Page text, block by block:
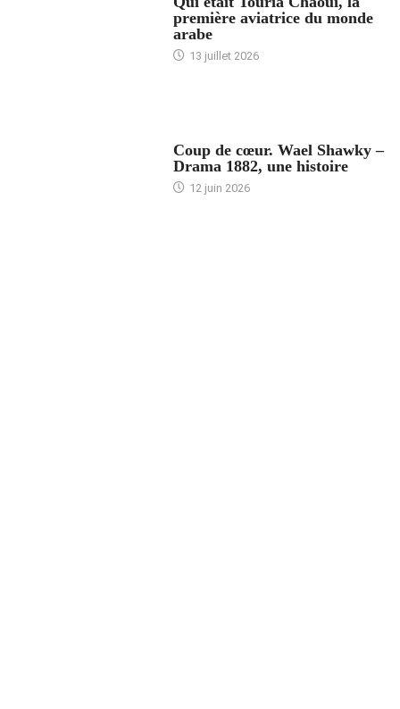
première aviatrice du monde
arabe
13 juillet 2026
Coup de cœur. Wael Shawky –
Drama 1882, une histoire
12 juin 2026